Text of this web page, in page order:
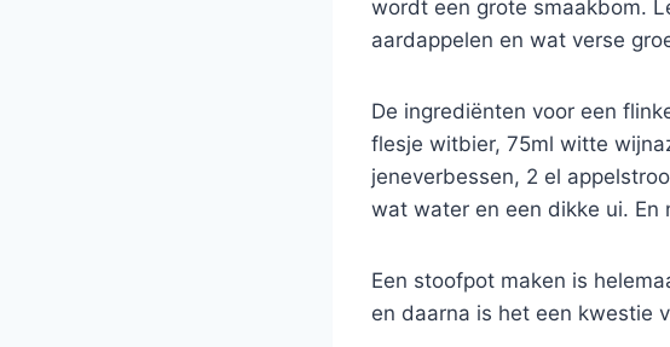
wordt een grote smaakbom.
aardappelen en wat verse
De ingrediënten voor een
flesje witbier, 75ml witte
jeneverbessen, 2 el
wat water en een dikke ui. En
Een stoofpot maken is
en daarna is het een kwestie